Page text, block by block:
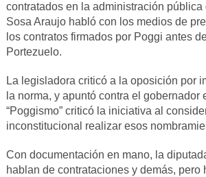
contratados en la administración pública
Sosa Araujo habló con los medios de
los contratos firmados por Poggi antes
Portezuelo.
La legisladora criticó a la oposición por
la norma, y apuntó contra el gobernador
“Poggismo” criticó la iniciativa al
inconstitucional realizar esos
Con documentación en mano, la
hablan de contrataciones y demás, pero